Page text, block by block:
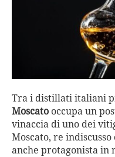
Tra i distillati italiani
Moscato occupa un
vinaccia di uno dei
Moscato, re
anche protagonista in